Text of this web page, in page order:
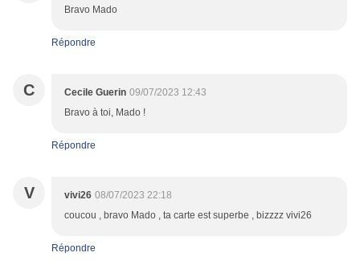
Bravo Mado
Répondre
C Cecile Guerin 09/07/2023 12:43
Bravo à toi, Mado !
Répondre
V vivi26 08/07/2023 22:18
coucou , bravo Mado , ta carte est superbe , bizzzz vivi26
Répondre